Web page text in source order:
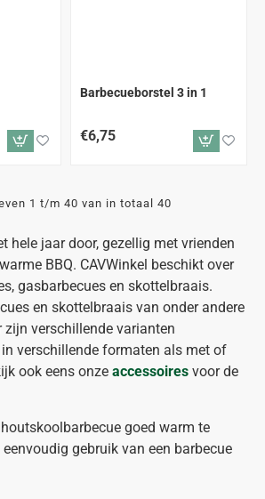
hele jaar door, gezellig met vrienden
BBQ. CAVWinkel beschikt over
gasbarbecues en skottelbraais.
en skottelbraais van onder andere
zijn verschillende varianten
verschillende formaten als met of
ook eens onze accessoires voor de
goed warm te
gebruik van een barbecue
Barbecueborstel 3 in 1
€6,75
1 t/m 40 van in totaal 40